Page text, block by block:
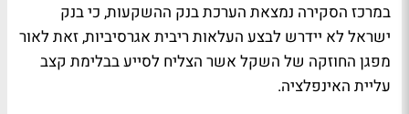
במרכז הסקירה נמצאת הערכת בנק ההשקעות, כי בנק
ישראל לא יידרש לבצע העלאות ריבית אגרסיביות, זאת לאור
מפגן החוזקה של השקל אשר הצליח לסייע בבלימת קצב
עליית האינפלציה.